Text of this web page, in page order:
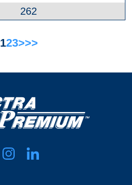
262
123>>>